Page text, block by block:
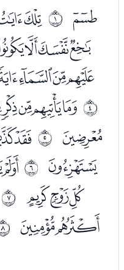
ﭑ ﰀ
ﰃ
ﭵ ﰄ
ﭾ ﰅ
ﮈﮉﮊ ﰆ
ﮓﮔ